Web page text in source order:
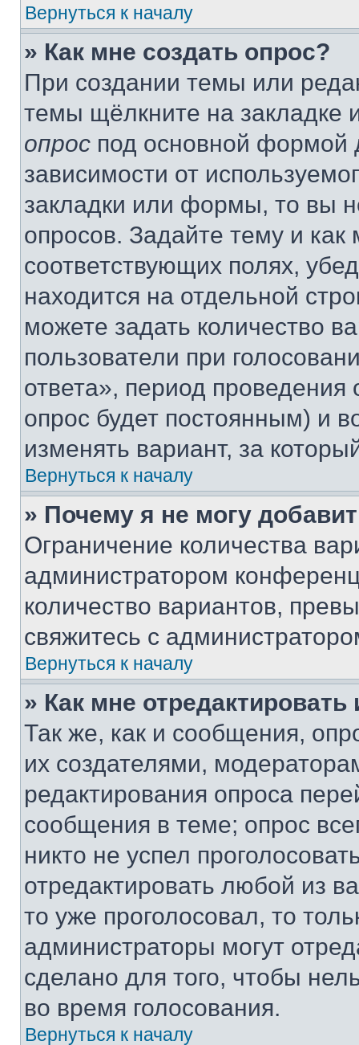
Вернуться к началу
» Как мне создать опрос?
При создании темы или
темы щёлкните на
опрос под основной формой
зависимости от
закладки или формы, то вы
опросов. Задайте тему и
соответствующих полях,
находится на отдельной
можете задать количество
пользователи при
ответа», период проведения
опрос будет постоянным) и
изменять вариант, за
Вернуться к началу
» Почему я не могу
Ограничение количества
администратором
количество вариантов,
свяжитесь с
Вернуться к началу
» Как мне
Так же, как и сообщения,
их создателями,
редактирования опроса
сообщения в теме; опрос
никто не успел
отредактировать любой из
то уже проголосовал, то
администраторы могут
сделано для того, чтобы
во время голосования.
Вернуться к началу